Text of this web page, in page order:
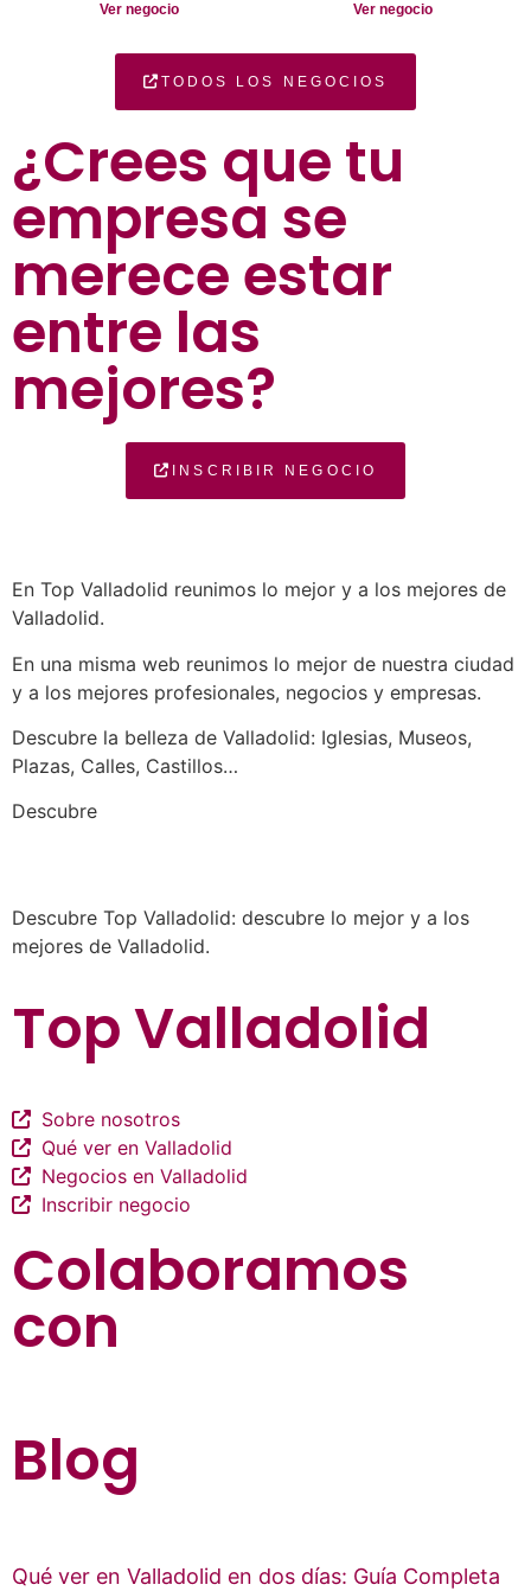
Ver negocio Ver negocio
TODOS LOS NEGOCIOS
¿Crees que tu
empresa se
merece estar
entre las
mejores?
INSCRIBIR NEGOCIO
En Top Valladolid reunimos lo mejor y a los mejores de
Valladolid.
En una misma web reunimos lo mejor de nuestra ciudad
y a los mejores profesionales, negocios y empresas.
Descubre la belleza de Valladolid: Iglesias, Museos,
Plazas, Calles, Castillos…
Descubre
Descubre Top Valladolid: descubre lo mejor y a los
mejores de Valladolid.
Top Valladolid
Sobre nosotros
Qué ver en Valladolid
Negocios en Valladolid
Inscribir negocio
Colaboramos
con
Blog
Qué ver en Valladolid en dos días: Guía Completa